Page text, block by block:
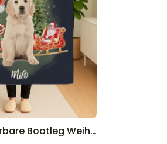
Personalisierbare Bootleg Weihnachtsdecke mit Haustier